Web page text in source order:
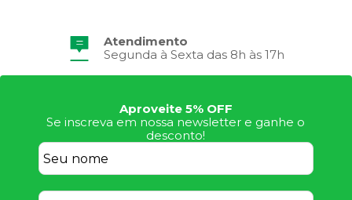
Atendimento
Segunda à Sexta das 8h às 17h
Aproveite 5% OFF
Se inscreva em nossa newsletter e ganhe o
desconto!